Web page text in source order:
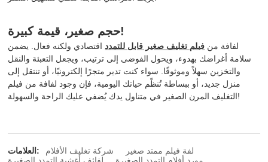
حجم صغير، قيمة كبيرة!
لفافة من فيلم تغليف صغير قابل للتمدداقتصادي ولكنه فعال. يضمن
سلامة أغراضك بهدوء، ويحول الفوضى إلى ترتيب، ويجعل التعبئة والنقل
والتخزين سهلاً وموثوقًا. سواء كنت تدير متجرًا إلكترونيًا، أو تنتقل إلى
منزل جديد، أو ببساطة تُنظّم حياتك اليومية، فإن وجود لفافة من فيلم
التغليف المرن الصغير في متناول يدك يُضفي عليك الراحة والسهولة!
العلامات: شركة تغليف الأفلام
لفة فيلم ممتد صغير